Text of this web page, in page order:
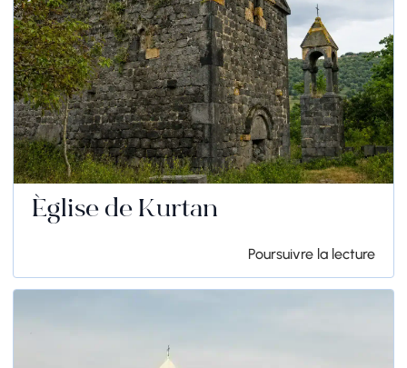
Église de Kurtan
Poursuivre la lecture